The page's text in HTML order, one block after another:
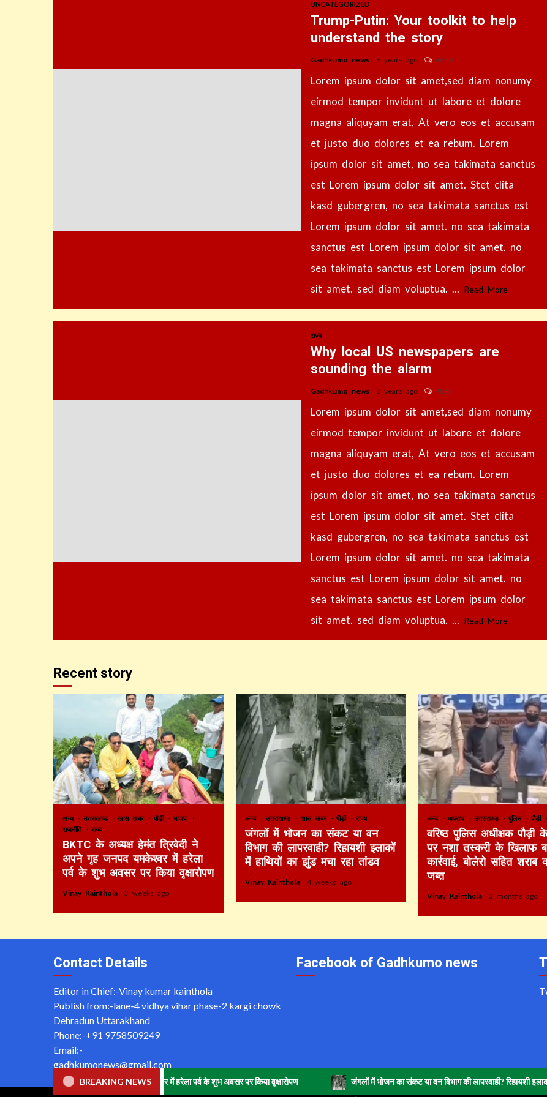
UNCATEGORIZED
Trump-Putin: Your toolkit to help
understand the story
Gadhkumo news 8 years ago 6689
Lorem ipsum dolor sit amet,sed diam nonumy
eirmod tempor invidunt ut labore et dolore
magna aliquyam erat, At vero eos et accusam
et justo duo dolores et ea rebum. Lorem
ipsum dolor sit amet, no sea takimata sanctus
est Lorem ipsum dolor sit amet. Stet clita
kasd gubergren, no sea takimata sanctus est
Lorem ipsum dolor sit amet. no sea takimata
sanctus est Lorem ipsum dolor sit amet. no
sea takimata sanctus est Lorem ipsum dolor
sit amet. sed diam voluptua. ... Read More
राज्य
Why local US newspapers are
sounding the alarm
Gadhkumo news 8 years ago 4855
Lorem ipsum dolor sit amet,sed diam nonumy
eirmod tempor invidunt ut labore et dolore
magna aliquyam erat, At vero eos et accusam
et justo duo dolores et ea rebum. Lorem
ipsum dolor sit amet, no sea takimata sanctus
est Lorem ipsum dolor sit amet. Stet clita
kasd gubergren, no sea takimata sanctus est
Lorem ipsum dolor sit amet. no sea takimata
sanctus est Lorem ipsum dolor sit amet. no
sea takimata sanctus est Lorem ipsum dolor
sit amet. sed diam voluptua. ... Read More
Recent story
अन्य उत्तराखण्ड खास खबर पौड़ी
भाजपा
राजनीति
राज्य
BKTC के अध्यक्ष हेमंत त्रिवेदी ने
अपने गृह जनपद यमकेश्वर में हरेला
पर्व के शुभ अवसर पर किया वृक्षारोपण
Vinay Kainthola 3 weeks ago
अन्य उत्तराखण्ड खास खबर पौड़ी राज्य
जंगलों में भोजन का संकट या वन
विभाग की लापरवाही? रिहायशी इलाकों
में हाथियों का झुंड मचा रहा तांडव
Vinay Kainthola 4 weeks ago
अन्य अपराध उत्तराखण्ड पुलिस पौड़ी
वरिष्ठ पुलिस अधीक्षक पौड़ी
पर नशा तस्करी के खिलाफ
कार्रवाई, बोलेरो सहित
जब्त
Vinay Kainthola 2 months ago
Contact Details
Editor in Chief:-Vinay kumar kainthola
Publish from:-lane-4 vidhya vihar phase-2 kargi chowk
Dehradun Uttarakhand
Phone:-+91 9758509249
Email:-
gadhkumonews@gmail.com
Website:-www.gadhkumonews.com
Facebook of Gadhkumo news
BREAKING NEWS
हेमंत त्रिवेदी ने अपने गृह जनपद यमकेश्वर में हरेला पर्व के शुभ अवसर पर किया वृक्षारोपण जंगलों में भोजन का संकट या वन विभाग की लापरवाही? रिहायशी इलाकों में